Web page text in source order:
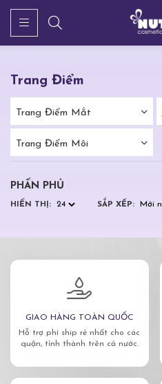
Trang Điểm
Trang Điểm Mắt
Trang Điểm Môi
PHẤN PHỦ
HIỂN THỊ: SẮP XẾP:
GIAO HÀNG TOÀN QUỐC
Hỗ trợ phí ship rẻ nhất cho các
quận, tỉnh thành trên cả nước.